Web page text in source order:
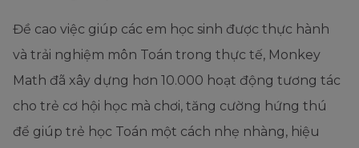
Đề cao việc giúp các em học sinh được thực hành
và trải nghiệm môn Toán trong thực tế, Monkey
Math đã xây dựng hơn 10.000 hoạt động tương tác
cho trẻ cơ hội học mà chơi, tăng cường hứng thú
để giúp trẻ học Toán một cách nhẹ nhàng, hiệu